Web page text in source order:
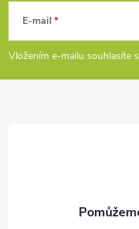
p
E-mail
Vložením e-mailu souhlasíte s